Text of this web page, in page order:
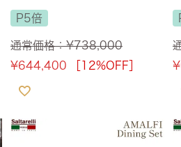
VCチェア アイボリー 幅165c
m 【送料無料】
P5倍
通常価格：¥738,000
¥644,400 ［12%OFF］
¥